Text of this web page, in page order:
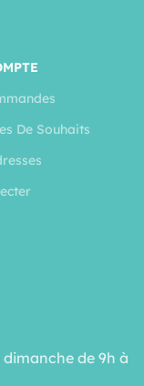
De Souhaits
de 9h à